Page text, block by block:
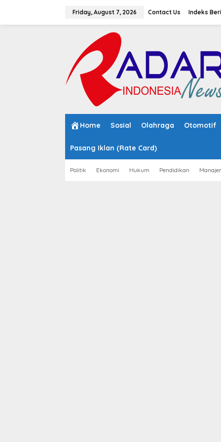
Friday, August 7, 2026 Contact Us Indeks
Home Sosial Olahraga Otomotif
Pasang Iklan (Rate Card)
Politik Ekonomi Hukum Pendidikan